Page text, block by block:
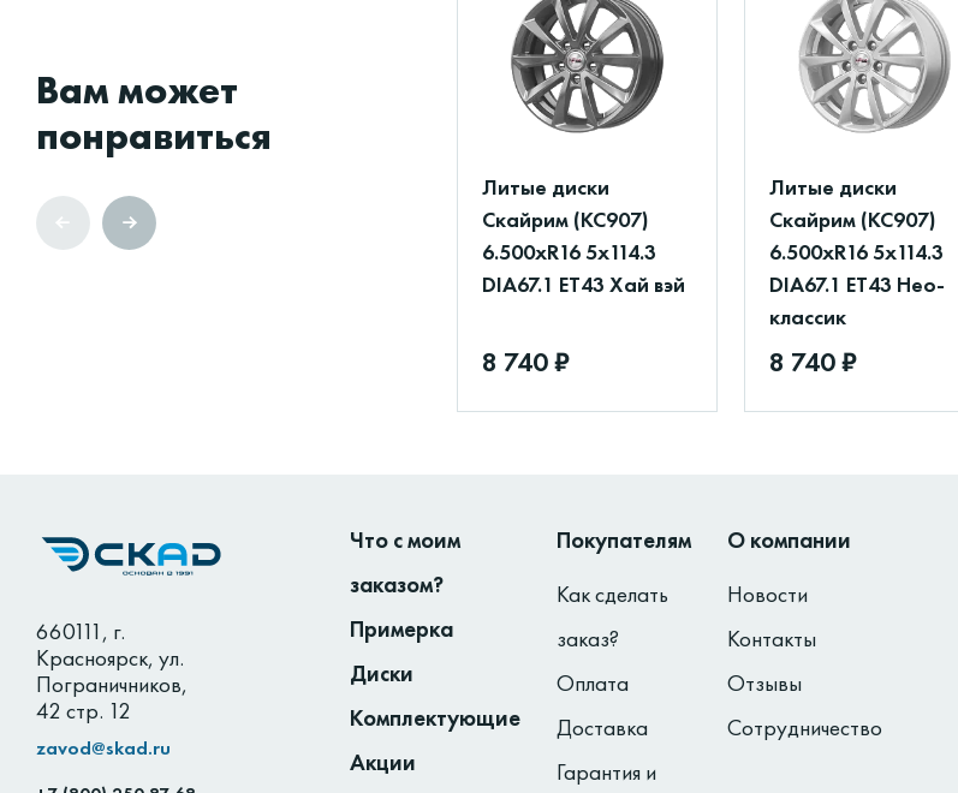
Вам может
понравиться
Литые диски
Скайрим (КС907)
6.500xR16 5x114.3
DIA67.1 ET43 Хай вэй
8 740 ₽
Литые диски
Скайрим (КС907)
6.500xR16 5x114.3
DIA67.1 ET43 Нео-
классик
8 740 ₽
660111, г.
Красноярск, ул.
Пограничников,
42 стр. 12
zavod@skad.ru
Что с моим
заказом?
Примерка
Диски
Комплектующие
Акции
Покупателям
Как сделать
заказ?
Оплата
Доставка
Гарантия и
О компании
Новости
Контакты
Отзывы
Сотрудничество